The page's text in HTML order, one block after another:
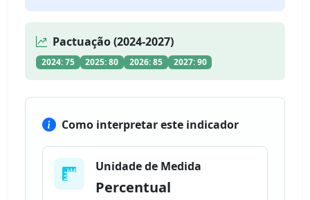
Pactuação (2024-2027)
2024: 75 2025: 80 2026: 85 2027: 90
Como interpretar este indicador
Unidade de Medida
Percentual